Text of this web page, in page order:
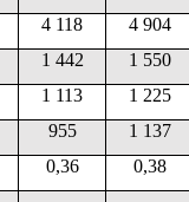
4 118
4 904
1 442
1 550
1 113
1 225
955
1 137
0,36
0,38